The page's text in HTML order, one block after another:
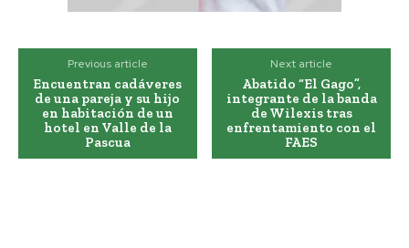
Previous article
Encuentran cadáveres
de una pareja y su hijo
en habitación de un
hotel en Valle de la
Pascua
Next article
Abatido “El Gago”,
integrante de la banda
de Wilexis tras
enfrentamiento con el
FAES